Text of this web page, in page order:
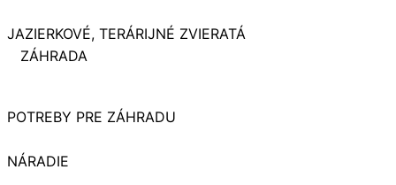
JAZIERKOVÉ, TERÁRIJNÉ ZVIERATÁ
ZÁHRADA
POTREBY PRE ZÁHRADU
NÁRADIE